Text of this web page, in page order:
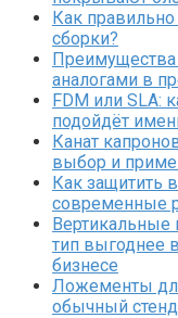
Как
сборки?
аналогами в
FDM или SLA:
подойдёт
Канат
выбор и
Как защитить
современные
Вертикальные
тип выгоднее
бизнесе
Ложементы
обычный